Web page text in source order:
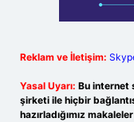
Reklam ve İletişim:
Yasal Uyarı: Bu internet
şirketi ile hiçbir
hazırladığımız